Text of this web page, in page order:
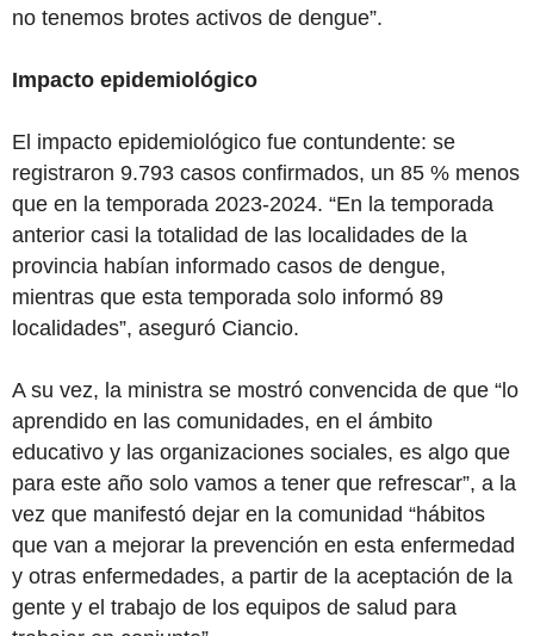
no tenemos brotes activos de dengue”.
Impacto epidemiológico
El impacto epidemiológico fue contundente: se
registraron 9.793 casos confirmados, un 85 % menos
que en la temporada 2023-2024. “En la temporada
anterior casi la totalidad de las localidades de la
provincia habían informado casos de dengue,
mientras que esta temporada solo informó 89
localidades”, aseguró Ciancio.
A su vez, la ministra se mostró convencida de que “lo
aprendido en las comunidades, en el ámbito
educativo y las organizaciones sociales, es algo que
para este año solo vamos a tener que refrescar”, a la
vez que manifestó dejar en la comunidad “hábitos
que van a mejorar la prevención en esta enfermedad
y otras enfermedades, a partir de la aceptación de la
gente y el trabajo de los equipos de salud para